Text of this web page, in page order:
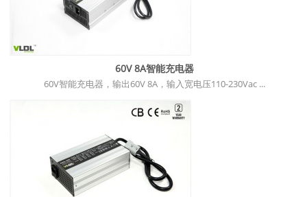
60V 8A智能充电器
60V智能充电器，输出60V 8A，输入宽电压110-230Vac ...